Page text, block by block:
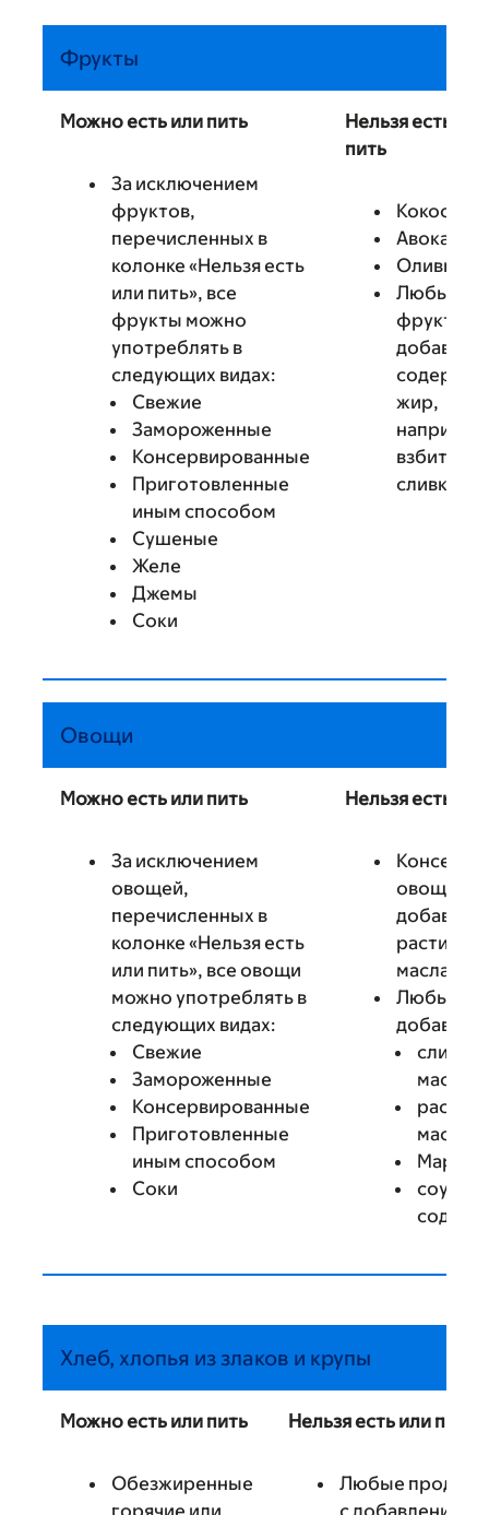
Фрукты
Можно есть или пить
За исключением
фруктов,
перечисленных в
колонке «Нельзя есть
или пить», все
фрукты можно
употреблять в
следующих видах:
Свежие
Замороженные
Консервированные
Приготовленные
иным способом
Сушеные
Желе
Джемы
Соки
Нельзя есть или
пить
Кокос
Авокадо
Оливки
Любые
фрукты с
жир,
например
взбитые
сливки
Овощи
Можно есть или пить
За исключением
овощей,
перечисленных в
колонке «Нельзя есть
или пить», все овощи
можно употреблять в
следующих видах:
Свежие
Замороженные
Консервированные
Приготовленные
иным способом
Соки
Нельзя есть
овощи с
масла
Любые
масла
масла
соусов,
Хлеб, хлопья из злаков и крупы
Можно есть или пить
Обезжиренные
горячие или
Нельзя есть или пить
Любые
с добавлением